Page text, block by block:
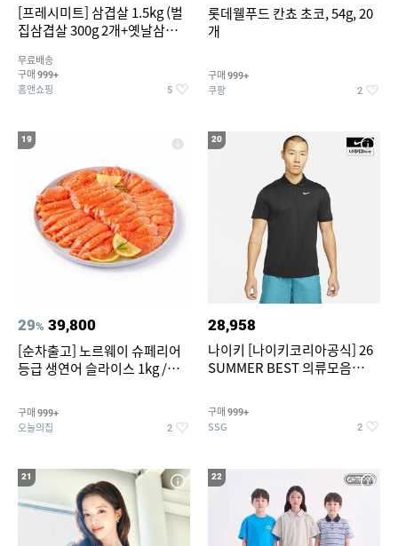
[프레시미트] 삼겹살 1.5kg (벌
집삼겹살 300g 2개+옛날삼겹살
팩 추가증정)
무료배송
구매 999+
홈앤쇼핑 5
롯데웰푸드 칸쵸 초코, 54g, 20
개
구매 999+
쿠팡 2
19
29% 39,800
[순차출고] 노르웨이 슈페리어
등급 생연어 슬라이스 1kg /
구매 999+
오늘의집 2
20
28,958
나이키 [나이키코리아공식] 26
SUMMER BEST 의류모음
구매 999+
SSG 2
21 22